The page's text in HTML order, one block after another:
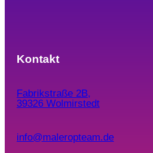
Kontakt
Fabrikstraße 2B,
39326 Wolmirstedt
info@maleropteam.de